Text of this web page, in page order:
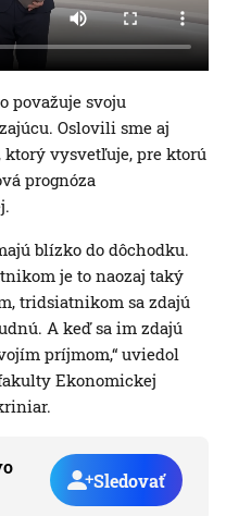
považuje svoju
Oslovili sme aj
ktorý vysvetľuje, pre ktorú
prognóza
blízko do dôchodku.
je to naozaj taký
tridsiatnikom sa zdajú
A keď sa im zdajú
príjmom,“ uviedol
Ekonomickej
Sledovať